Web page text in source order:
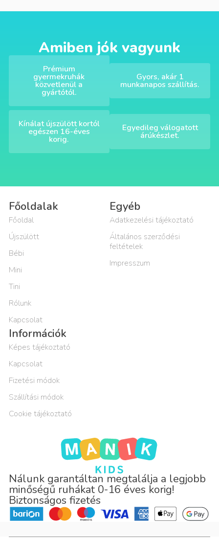
Amiben jók vagyunk
Prémium
gyermekruhák
közvetlenül a
gyártótól.
Gyors, akár 1
munkanapos szállítás.
Kínálat újszülött kortól
egészen 16-éves
korig.
Egyedileg válogatott
árúkészlet.
Nálunk garantáltan megtalálja a legjobb
minőségű ruhákat 0-16 éves korig!
Biztonságos fizetés
Főoldalak
Főoldal
Újszülött
Bébi
Mini
Tini
Rólunk
Kapcsolat
Egyéb
Adatkezelési tájékoztató
Általános szerződési
feltételek
Impresszum
Információk
Képes tájékoztató
Kapcsolat
Fizetési módok
Szállítási módok
Cookie tájékoztató